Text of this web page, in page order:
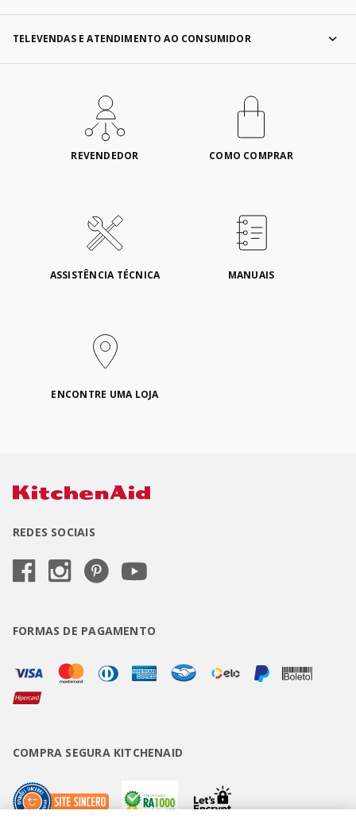
TELEVENDAS E ATENDIMENTO AO CONSUMIDOR
REVENDEDOR COMO COMPRAR
ASSISTÊNCIA TÉCNICA MANUAIS
ENCONTRE UMA LOJA
REDES SOCIAIS
FORMAS DE PAGAMENTO
COMPRA SEGURA KITCHENAID